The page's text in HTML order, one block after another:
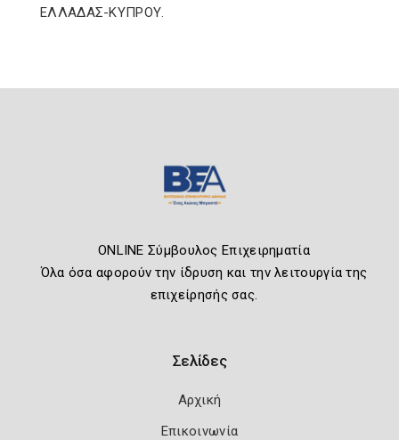
ΕΛΛΑΔΑΣ-ΚΥΠΡΟΥ.
ONLINE Σύμβουλος Επιχειρηματία
Όλα όσα αφορούν την ίδρυση και την λειτουργία της
επιχείρησής σας.
Σελίδες
Αρχική
Επικοινωνία